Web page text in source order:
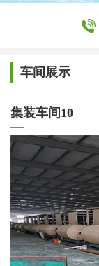
车间展示
集装车间10